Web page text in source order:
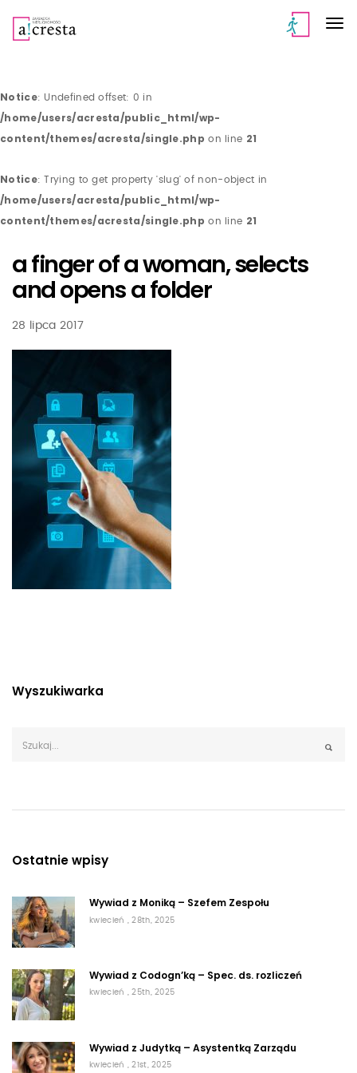
Notice: Undefined offset: 0 in
/home/users/acresta/public_html/wp-
content/themes/acresta/single.php on line 21
Notice: Trying to get property 'slug' of non-object in
/home/users/acresta/public_html/wp-
content/themes/acresta/single.php on line 21
a finger of a woman, selects
and opens a folder
28 lipca 2017
Wyszukiwarka
Ostatnie wpisy
Wywiad z Moniką – Szefem Zespołu
kwiecień , 28th, 2025
Wywiad z Codogn’ką – Spec. ds. rozliczeń
kwiecień , 25th, 2025
Wywiad z Judytką – Asystentką Zarządu
kwiecień , 21st, 2025